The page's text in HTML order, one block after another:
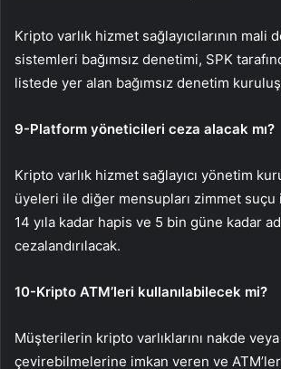
Kripto varlık hizmet sağlayıcılarının mali
sistemleri bağımsız denetimi, SPK
listede yer alan bağımsız denetim
9-Platform yöneticileri ceza alacak mı?
Kripto varlık hizmet sağlayıcı yönetim
üyeleri ile diğer mensupları zimmet suçu
14 yıla kadar hapis ve 5 bin güne kadar
cezalandırılacak.
10-Kripto ATM’leri kullanılabilecek mi?
Müşterilerin kripto varlıklarını nakde
çevirebilmelerine imkan veren ve